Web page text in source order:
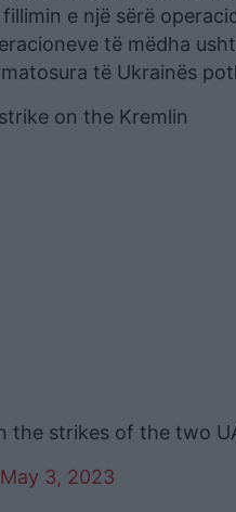
e një sërë
të mëdha
të Ukrainës
on the Kremlin
the strikes of the two
May 3, 2023